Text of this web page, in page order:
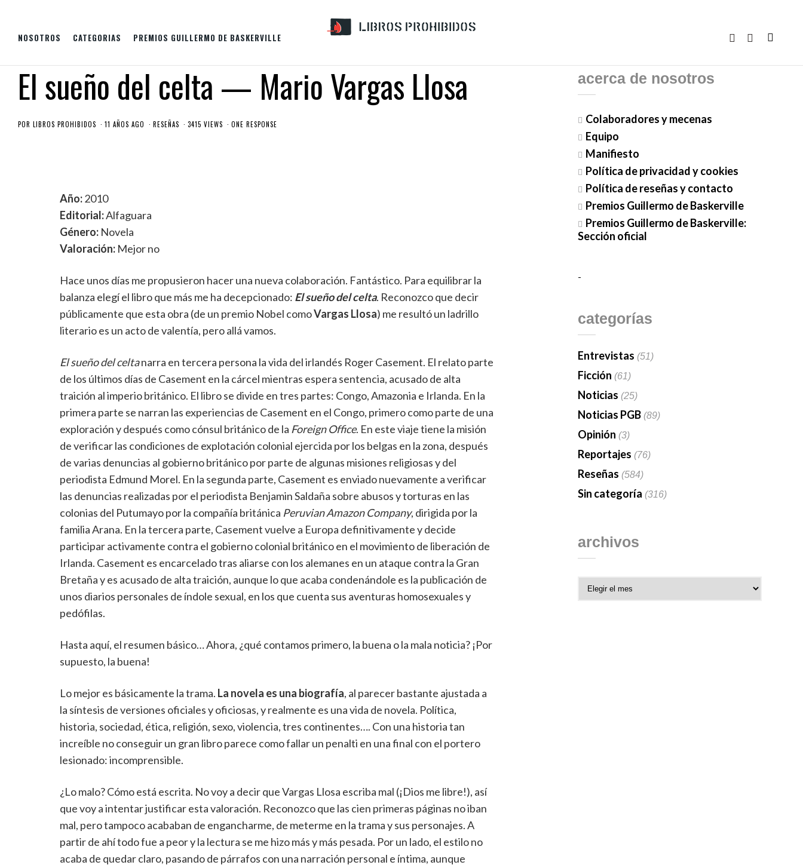
NOSOTROS CATEGORIAS PREMIOS GUILLERMO DE BASKERVILLE
El sueño del celta — Mario Vargas Llosa
POR LIBROS PROHIBIDOS 11 AÑOS AGO RESEÑAS 3415 VIEWS ONE RESPONSE
Año:2010
Editorial:Alfaguara
Género: Novela
Valoración:Mejor no
Hace unos días me propusieron hacer una nueva colaboración. Fantástico. Para equilibrar la
balanza elegí el libro que más me ha decepcionado: El sueño del celta. Reconozco que decir
públicamente que esta obra (de un premio Nobel comoVargas Llosa) me resultó un ladrillo
literario es un acto de valentía, pero allá vamos.
El sueño del celtanarra en tercera persona la vida del irlandés Roger Casement. El relato parte
de los últimos días de Casement en la cárcel mientras espera sentencia, acusado de alta
traición al imperio británico. El libro se divide en tres partes: Congo, Amazonia e Irlanda. En la
primera parte se narran las experiencias de Casement en el Congo, primero como parte de una
exploración y después como cónsul británico de la Foreign Office. En este viaje tiene la misión
de verificar las condiciones de explotación colonial ejercida por los belgas en la zona, después
de varias denuncias al gobierno británico por parte de algunas misiones religiosas y del
periodista Edmund Morel. En la segunda parte, Casement es enviado nuevamente a verificar
las denuncias realizadas por el periodista Benjamin Saldaña sobre abusos y torturas en las
colonias del Putumayo por la compañía británica Peruvian Amazon Company, dirigida por la
familia Arana. En la tercera parte, Casement vuelve a Europa definitivamente y decide
participar activamente contra el gobierno colonial británico en el movimiento de liberación de
Irlanda. Casement es encarcelado tras aliarse con los alemanes en un ataque contra la Gran
Bretaña y es acusado de alta traición, aunque lo que acaba condenándole es la publicación de
unos diarios personales de índole sexual, en los que cuenta sus aventuras homosexuales y
pedófilas.
Hasta aquí, el resumen básico… Ahora, ¿qué contamos primero, la buena o la mala noticia? ¡Por
supuesto, la buena!
Lo mejor es básicamente la trama. La novela es una biografía, al parecer bastante ajustada a
la síntesis de versiones oficiales y oficiosas, y realmente es una vida de novela. Política,
historia, sociedad, ética, religión, sexo, violencia, tres continentes…. Con una historia tan
increíble no conseguir un gran libro parece como fallar un penalti en una final con el portero
lesionado: incomprensible.
¿Lo malo? Cómo está escrita. No voy a decir que Vargas Llosa escriba mal (¡Dios me libre!), así
que voy a intentar justificar esta valoración. Reconozco que las cien primeras páginas no iban
mal, pero tampoco acababan de engancharme, de meterme en la trama y sus personajes. A
partir de ahí todo fue a peor y la lectura se me hizo más y más pesada. Por un lado, el estilo no
acaba de quedar claro, pasando de párrafos con una narración personal e íntima, aunque
acerca de nosotros
Colaboradores y mecenas
Equipo
Manifiesto
Política de privacidad y cookies
Política de reseñas y contacto
Premios Guillermo de Baskerville
Premios Guillermo de Baskerville:
Sección oficial
-
categorías
Entrevistas (51)
Ficción (61)
Noticias (25)
Noticias PGB (89)
Opinión (3)
Reportajes (76)
Reseñas (584)
Sin categoría (316)
archivos